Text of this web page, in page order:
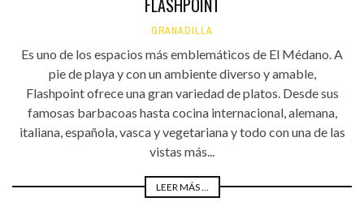
GRANADILLA
Es uno de los espacios más emblemáticos de El Médano. A
pie de playa y con un ambiente diverso y amable,
Flashpoint ofrece una gran variedad de platos. Desde sus
famosas barbacoas hasta cocina internacional, alemana,
italiana, española, vasca y vegetariana y todo con una de las
vistas más...
LEER MÁS ...